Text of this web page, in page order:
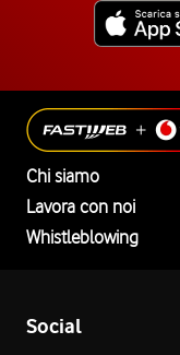
Chi siamo
Lavora con noi
Whistleblowing
Social